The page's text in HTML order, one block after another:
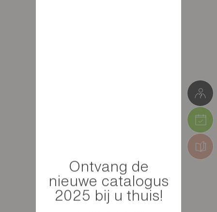
Ontvang de
nieuwe catalogus
2025 bij u thuis!